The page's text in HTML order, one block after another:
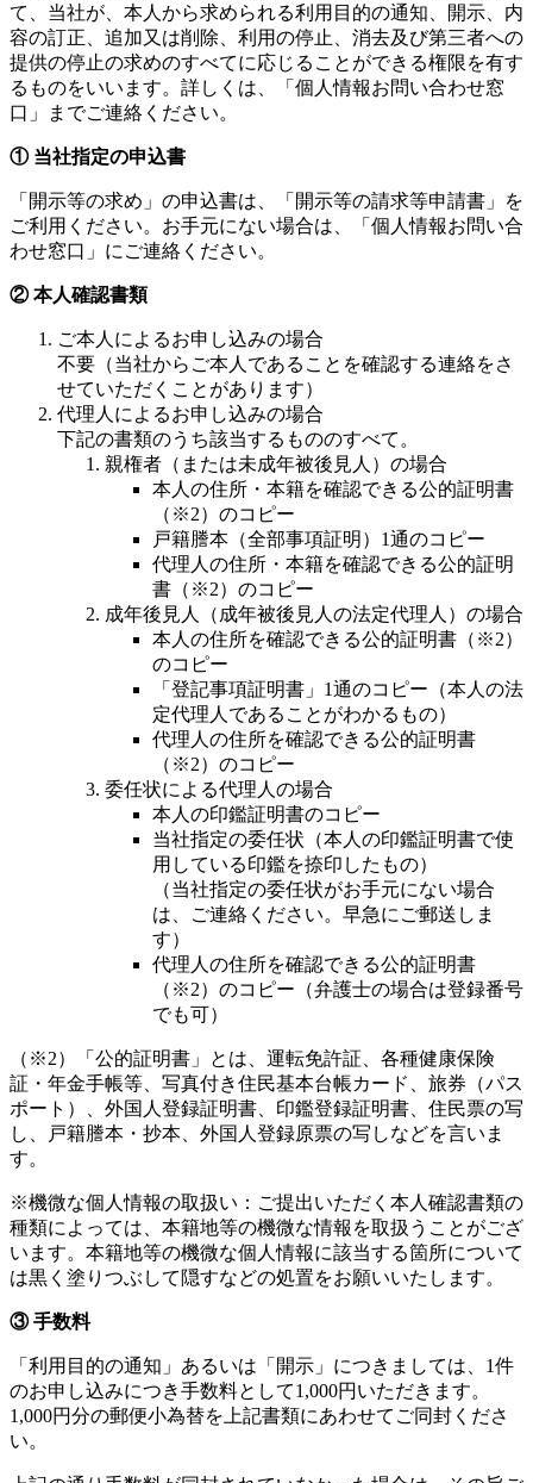
て、当社が、本人から求められる利用目的の通知、開示、内
容の訂正、追加又は削除、利用の停止、消去及び第三者への
提供の停止の求めのすべてに応じることができる権限を有す
るものをいいます。詳しくは、「個人情報お問い合わせ窓
口」までご連絡ください。
① 当社指定の申込書
「開示等の求め」の申込書は、「開示等の請求等申請書」を
ご利用ください。お手元にない場合は、「個人情報お問い合
わせ窓口」にご連絡ください。
② 本人確認書類
ご本人によるお申し込みの場合
不要（当社からご本人であることを確認する連絡をさ
せていただくことがあります）
代理人によるお申し込みの場合
下記の書類のうち該当するもののすべて。
親権者（または未成年被後見人）の場合
本人の住所・本籍を確認できる公的証明書
（※2）のコピー
戸籍謄本（全部事項証明）1通のコピー
代理人の住所・本籍を確認できる公的証明
書（※2）のコピー
成年後見人（成年被後見人の法定代理人）の場合
本人の住所を確認できる公的証明書（※2）
のコピー
「登記事項証明書」1通のコピー（本人の法
定代理人であることがわかるもの）
代理人の住所を確認できる公的証明書
（※2）のコピー
委任状による代理人の場合
本人の印鑑証明書のコピー
当社指定の委任状（本人の印鑑証明書で使
用している印鑑を捺印したもの）
（当社指定の委任状がお手元にない場合
は、ご連絡ください。早急にご郵送しま
す）
代理人の住所を確認できる公的証明書
（※2）のコピー（弁護士の場合は登録番号
でも可）
（※2）「公的証明書」とは、運転免許証、各種健康保険
証・年金手帳等、写真付き住民基本台帳カード、旅券（パス
ポート）、外国人登録証明書、印鑑登録証明書、住民票の写
し、戸籍謄本・抄本、外国人登録原票の写しなどを言いま
す。
※機微な個人情報の取扱い：ご提出いただく本人確認書類の
種類によっては、本籍地等の機微な情報を取扱うことがござ
います。本籍地等の機微な個人情報に該当する箇所について
は黒く塗りつぶして隠すなどの処置をお願いいたします。
③ 手数料
「利用目的の通知」あるいは「開示」につきましては、1件
のお申し込みにつき手数料として1,000円いただきます。
1,000円分の郵便小為替を上記書類にあわせてご同封くださ
い。